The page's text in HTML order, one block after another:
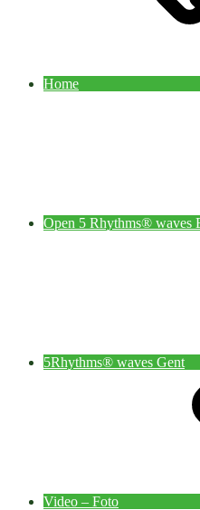
Home
Open 5 Rhythms® waves
5Rhythms® waves Gent
Video – Foto